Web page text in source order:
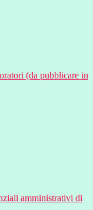
(da pubblicare in
amministrativi di